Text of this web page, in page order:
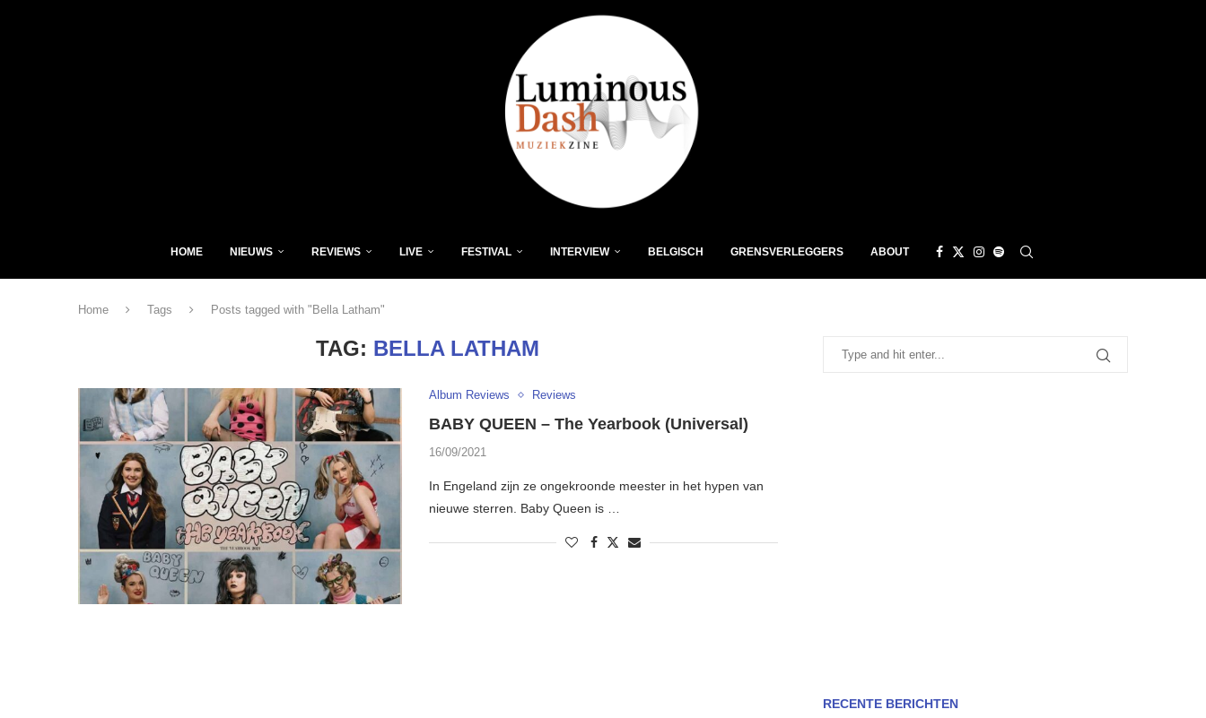
HOME NIEUWS REVIEWS LIVE FESTIVAL INTERVIEW BELGISCH GRENSVERLEGGERS ABOUT
Home Tags Posts tagged with "Bella Latham"
TAG: BELLA LATHAM
Album Reviews Reviews
BABY QUEEN – The Yearbook (Universal)
16/09/2021
In Engeland zijn ze ongekroonde meester in het hypen van
nieuwe sterren. Baby Queen is …
RECENTE BERICHTEN